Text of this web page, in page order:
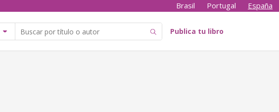
Brasil Portugal España
Publica tu libro